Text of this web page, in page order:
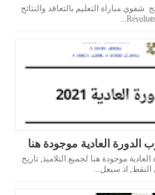
التعليم بالتعاقد 2023/2022 نتائج شفوي مباراة التعليم بالتعاقد والنتائج
بالمغرب الدورة العادية موجودة هنا لجميع التلاميذ, تاريخ
النقط, اذ سيعل...